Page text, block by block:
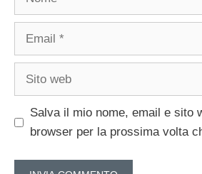
Email
Sito
Salva il mio nome, email e sito
browser per la prossima volta